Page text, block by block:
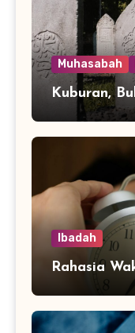
Muhasabah
Kuburan,
Ibadah
Rahasia